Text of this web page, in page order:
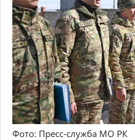
Фото: Пресс-служба МО РК